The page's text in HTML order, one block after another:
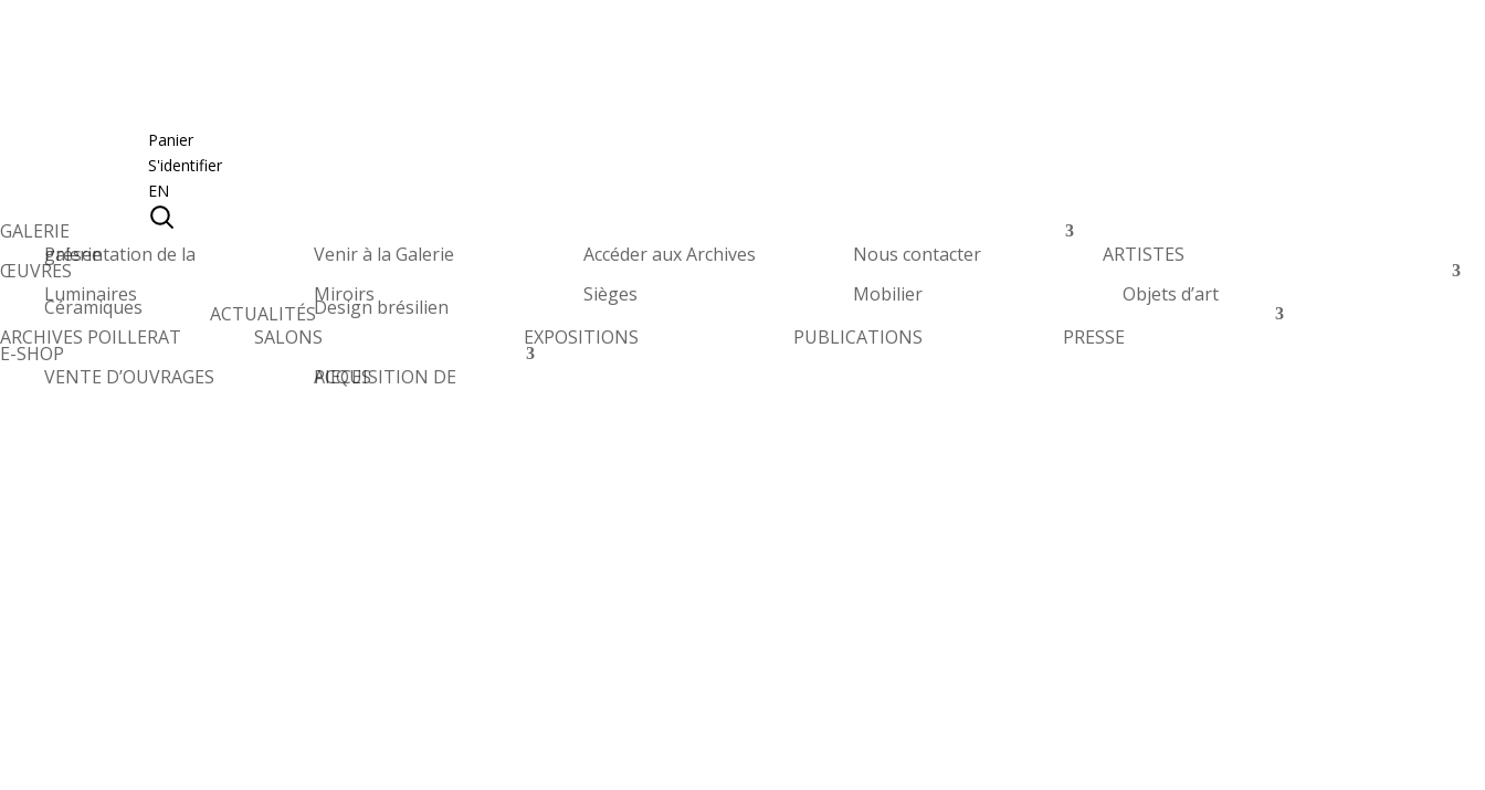
Panier
S'identifier
EN
GALERIE
Présentation de la galerie
Venir à la Galerie Accéder aux Archives Nous contacter ARTISTES
ŒUVRES
Luminaires
Miroirs Sièges Mobilier Objets d’art
Céramiques
Design brésilien
ARCHIVES POILLERAT
ACTUALITÉS
SALONS
EXPOSITIONS PUBLICATIONS PRESSE
E-SHOP
VENTE D’OUVRAGES
ACQUISITION DE PIECES